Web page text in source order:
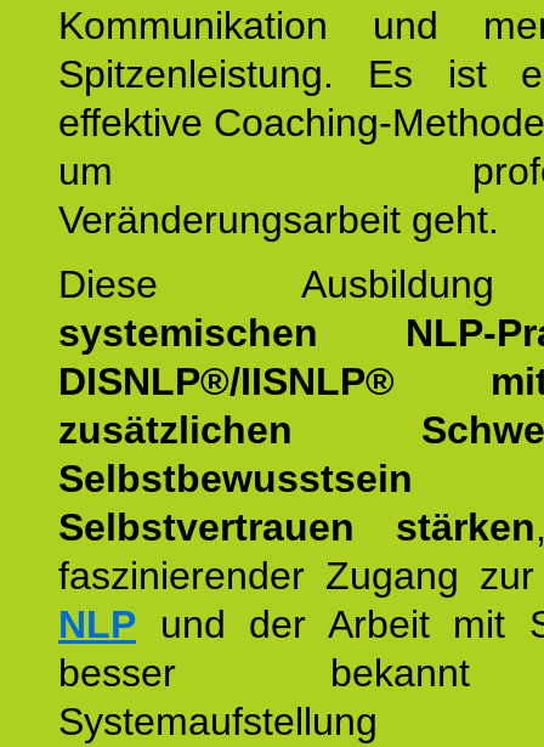
Kommunikation und
Spitzenleistung. Es ist
effektive Coaching-
um
Veränderungsarbeit geht.
Diese
systemischen NLP-
DISNLP®/IISNLP®
zusätzlichen
Selbstvertrauen stärken
faszinierender Zugang
NLP und der Arbeit mit
besser